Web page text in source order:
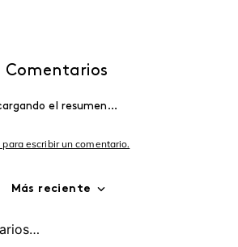
Comentarios
el resumen…
escribir un comentario.
Más reciente